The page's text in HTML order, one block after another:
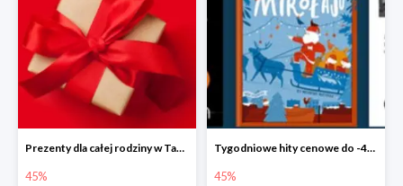
Prezenty dla całej rodziny w Taniej Książce do -45%
45%
Tygodniowe hity cenowe do -45%
45%